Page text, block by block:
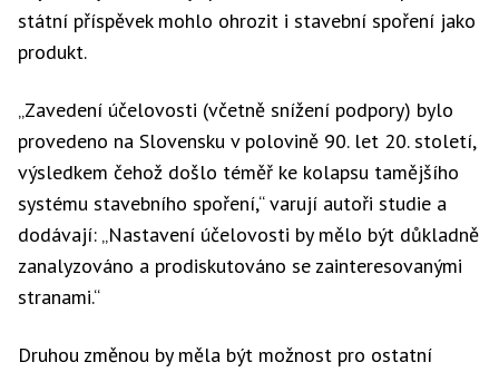
státní příspěvek mohlo ohrozit i stavební spoření jako
produkt.
„Zavedení účelovosti (včetně snížení podpory) bylo
provedeno na Slovensku v polovině 90. let 20. století,
výsledkem čehož došlo téměř ke kolapsu tamějšího
systému stavebního spoření,“ varují autoři studie a
dodávají: „Nastavení účelovosti by mělo být důkladně
zanalyzováno a prodiskutováno se zainteresovanými
stranami.“
Druhou změnou by měla být možnost pro ostatní